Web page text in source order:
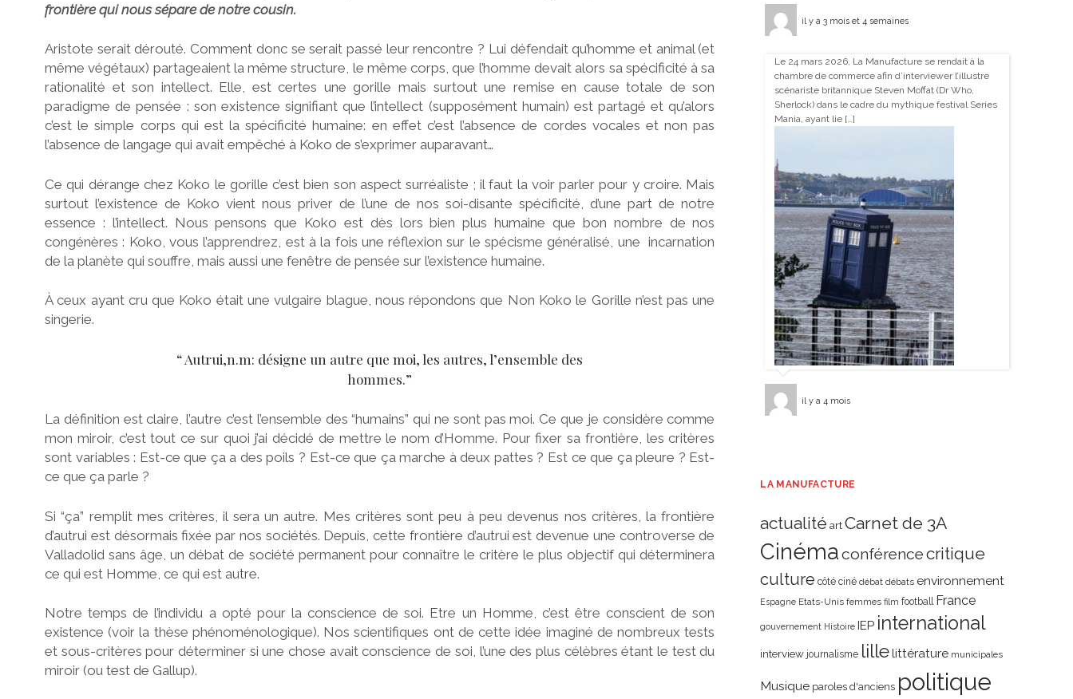
frontière qui nous sépare de notre cousin.
Aristote serait dérouté. Comment donc se serait passé leur rencontre ? Lui défendait qu’homme et animal (et
même végétaux) partageaient la même structure, le même corps, que l’homme devait alors sa spécificité à sa
rationalité et son intellect. Elle, est certes une gorille mais surtout une remise en cause totale de son
paradigme de pensée : son existence signifiant que l’intellect (supposément humain) est partagé et qu’alors
c’est le simple corps qui est la spécificité humaine: en effet c’est l’absence de cordes vocales et non pas
l’absence de langage qui avait empêché à Koko de s’exprimer auparavant…
Ce qui dérange chez Koko le gorille c’est bien son aspect surréaliste ; il faut la voir parler pour y croire. Mais
surtout l’existence de Koko vient nous priver de l’une de nos soi-disante spécificité, d’une part de notre
essence : l’intellect. Nous pensons que Koko est dès lors bien plus humaine que bon nombre de nos
congénères : Koko, vous l’apprendrez, est à la fois une réflexion sur le spécisme généralisé, une incarnation
de la planète qui souffre, mais aussi une fenêtre de pensée sur l’existence humaine.
À ceux ayant cru que Koko était une vulgaire blague, nous répondons que Non Koko le Gorille n’est pas une
singerie.
“ Autrui,n.m: désigne un autre que moi, les autres, l’ensemble des
hommes.”
La définition est claire, l’autre c’est l’ensemble des “humains” qui ne sont pas moi. Ce que je considère comme
mon miroir, c’est tout ce sur quoi j’ai décidé de mettre le nom d’Homme. Pour fixer sa frontière, les critères
sont variables : Est-ce que ça a des poils ? Est-ce que ça marche à deux pattes ? Est ce que ça pleure ? Est-
ce que ça parle ?
Si “ça” remplit mes critères, il sera un autre. Mes critères sont peu à peu devenus nos critères, la frontière
d’autrui est désormais fixée par nos sociétés. Depuis, cette frontière d’autrui est devenue une controverse de
Valladolid sans âge, un débat de société permanent pour connaître le critère le plus objectif qui déterminera
ce qui est Homme, ce qui est autre.
Notre temps de l’individu a opté pour la conscience de soi. Etre un Homme, c’est être conscient de son
existence (voir la thèse phénoménologique). Nos scientifiques ont de cette idée imaginé de nombreux tests
et sous-critères pour déterminer si une chose avait conscience de soi, l’une des plus célèbres étant le test du
miroir (ou test de Gallup).
il y a 3 mois et 4 semaines
Le 24 mars 2026, La Manufacture se rendait à la
chambre de commerce afin d’interviewer l’illustre
scénariste britannique Steven Moffat (Dr Who,
Sherlock) dans le cadre du mythique festival Series
Mania, ayant lie […]
il y a 4 mois
LA MANUFACTURE
actualité art Carnet de 3A
Cinémaconférencecritique
culture côté ciné débat débats environnement
Espagne Etats-Unis femmes film football France
gouvernement Histoire IEP international
interview journalisme lillelittérature municipales
Musique paroles d'anciens politique